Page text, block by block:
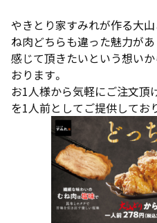
やきとり家すみれが作る大
ね肉どちらも違った魅力が
感じて頂きたいという想い
おります。
お1人様から気軽にご注文頂
を1人前としてご提供してお